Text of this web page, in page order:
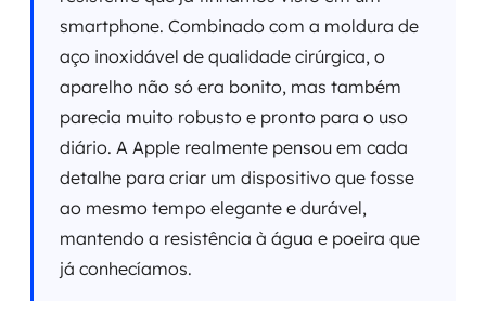
smartphone. Combinado com a moldura de
aço inoxidável de qualidade cirúrgica, o
aparelho não só era bonito, mas também
parecia muito robusto e pronto para o uso
diário. A Apple realmente pensou em cada
detalhe para criar um dispositivo que fosse
ao mesmo tempo elegante e durável,
mantendo a resistência à água e poeira que
já conhecíamos.